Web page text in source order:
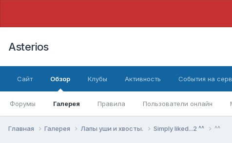
Asterios
Сайт Обзор
Форумы Галерея Правила Пользователи онлайн
Клубы Активность События на
Главная Галерея Лапы уши и хвосты. Simply liked...2 ^^ ^^